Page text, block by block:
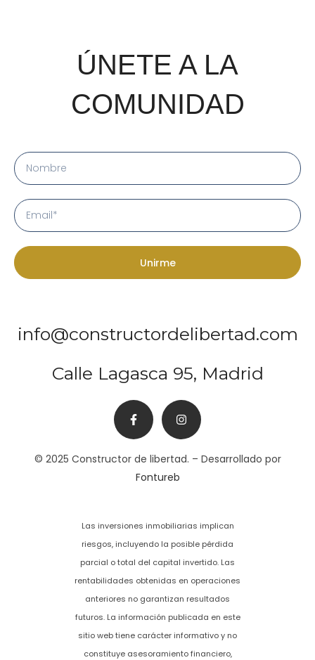
ÚNETE A LA
COMUNIDAD
Unirme
info@constructordelibertad.com
Calle Lagasca 95, Madrid
© 2025 Constructor de libertad. – Desarrollado por
Fontureb
Las inversiones inmobiliarias implican
riesgos, incluyendo la posible pérdida
parcial o total del capital invertido. Las
rentabilidades obtenidas en operaciones
anteriores no garantizan resultados
futuros. La información publicada en este
sitio web tiene carácter informativo y no
constituye asesoramiento financiero,